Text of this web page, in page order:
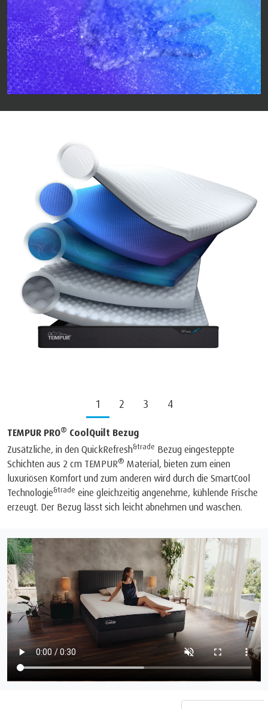
1 2 3 4
TEMPUR PRO® CoolQuilt Bezug
Zusätzliche, in den QuickRefresh&trade Bezug eingesteppte
Schichten aus 2 cm TEMPUR® Material, bieten zum einen
luxuriösen Komfort und zum anderen wird durch die SmartCool
Technologie&trade eine gleichzeitig angenehme, kühlende Frische
erzeugt. Der Bezug lässt sich leicht abnehmen und waschen.